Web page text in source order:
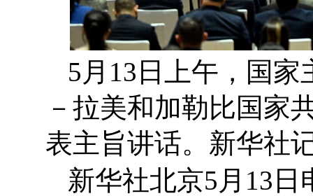
5月13日上午，国
－拉美和加勒比国家
表主旨讲话。新华社
新华社北京5月13